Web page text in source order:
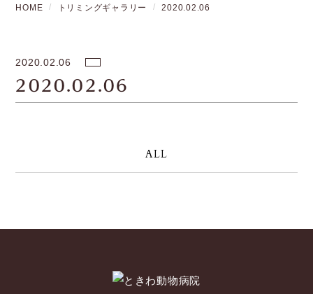
HOME トリミングギャラリー 2020.02.06
2020.02.06
2020.02.06
ALL